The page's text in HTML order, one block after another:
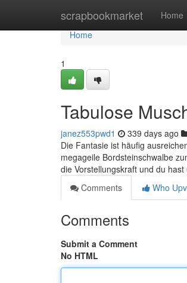
scrapbookmarket Home
Home
Home
1
Tabulose
janez553pwd1 339 days ago
Die Fantasie ist häufig
megageile Bordsteinschwalbe
die Vorstellungskraft und du
Comments
Who
Comments
Submit a Comment
No HTML